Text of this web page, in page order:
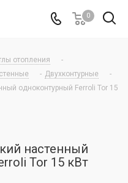
0
отопления
-
- Двухконтурные
-
одноконтурный Ferroli Tor 15
настенный
Tor 15 кВт